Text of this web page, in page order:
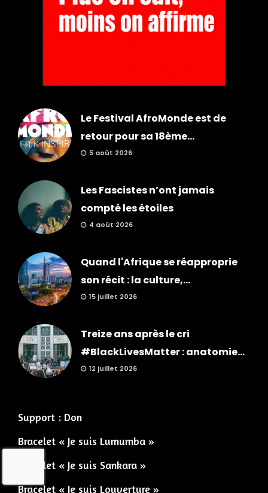
Le Festival AfroMonde est de
retour pour sa 18ème...
5 août 2026
Les Fascistes n’ont jamais
compté les étoiles
4 août 2026
Quand l'Afrique se réapproprie
son récit : la culture,...
15 juillet 2026
Treize ans après le cri
#BlackLivesMatter : anatomie...
12 juillet 2026
Support : Don
Bracelet « Je suis Lumumba »
Bracelet « Je suis Sankara »
Bracelet « Je suis Louverture »